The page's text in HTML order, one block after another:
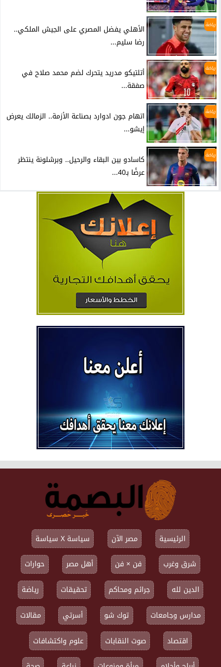
رياضة
الأهلي يفضل المصري على الجيش الملكي..
رضا سليم...
رياضة
أتلتيكو مدريد يتحرك لضم محمد صلاح في
صفقة...
رياضة
اتهام جون ادوارد بصناعة الأزمة.. الزمالك يعرض
إيشو...
رياضة
كاسادو بين البقاء والرحيل.. وبرشلونة ينتظر
عرضًا بـ40...
الرئيسية مصر الآن
سياسة X سياسة
شرق وغرب
فن × فن أهل مصر
حوارات
الدين لله
جرائم ومحاكم تحقيقات
رياضة
مدارس وجامعات
توك شو أسرتي
مقالات
اقتصاد
صوت النقابات
علوم واكتشافات